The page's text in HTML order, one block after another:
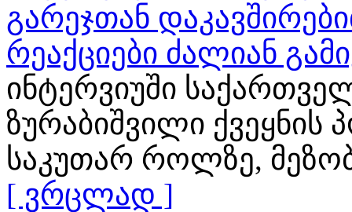
გარეჯთან
რეაქციები ძალიან
ინტერვიუში
ზურაბიშვილი ქვეყნის
საკუთარ როლზე,
[ ვრცლად ]